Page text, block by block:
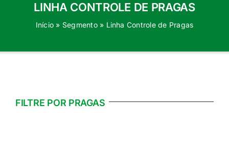
Documentos
LINHA CONTROLE DE PRAGAS
Início » Segmento» Linha Controle de Pragas
FILTRE POR PRAGAS